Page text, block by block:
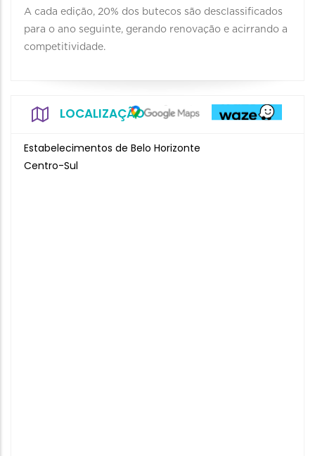
A cada edição, 20% dos butecos são desclassificados
para o ano seguinte, gerando renovação e acirrando a
competitividade.
LOCALIZAÇÃO
Estabelecimentos de Belo Horizonte
Centro-Sul